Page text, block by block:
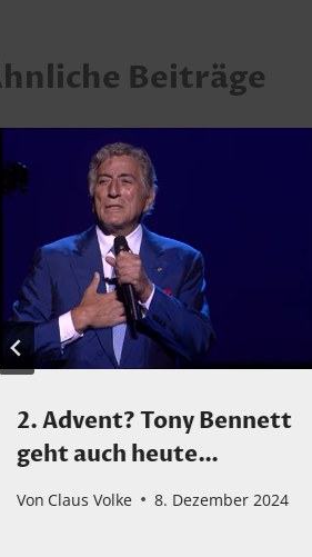
Beiträge
2. Advent? Tony Bennett
geht auch heute…
Von Claus Volke 8. Dezember 2024